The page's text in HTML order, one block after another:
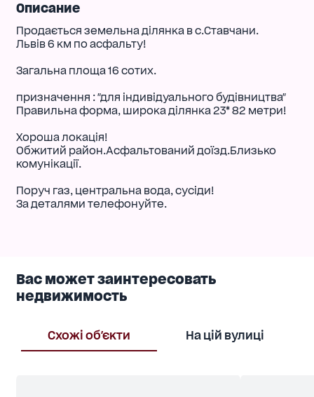
Описание
Продається земельна ділянка в с.Ставчани.
Львів 6 км по асфальту!
Загальна площа 16 сотих.
призначення : "для індивідуального будівництва"
Правильна форма, широка ділянка 23* 82 метри!
Хороша локація!
Обжитий район.Асфальтований доїзд.Близько
комунікації.
Поруч газ, центральна вода, сусіди!
За деталями телефонуйте.
Вас может заинтересовать
недвижимость
Схожі об'єкти На цій вулиці